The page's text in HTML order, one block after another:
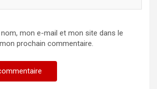
mon e-mail et mon site dans le
prochain commentaire.